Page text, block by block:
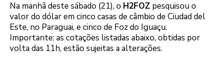
Na manhã deste sábado (21), o H2FOZ pesquisou o
valor do dólar em cinco casas de câmbio de Ciudad del
Este, no Paraguai, e cinco de Foz do Iguaçu.
Importante: as cotações listadas abaixo, obtidas por
volta das 11h, estão sujeitas a alterações.